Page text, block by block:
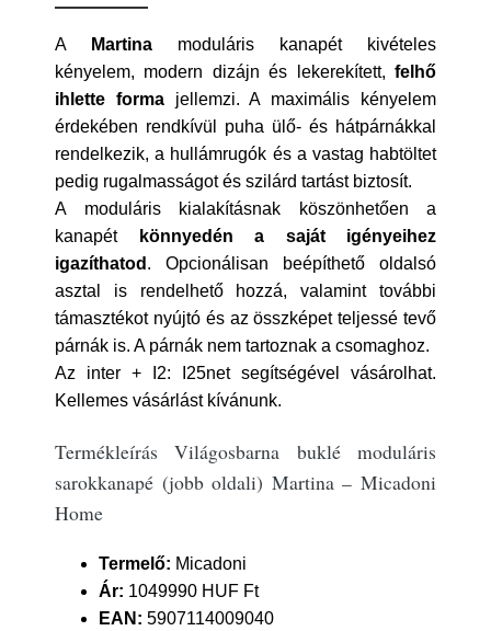
A Martina moduláris kanapét kivételes
kényelem, modern dizájn és lekerekített, felhő
ihlette formajellemzi. A maximális kényelem
érdekében rendkívül puha ülő- és hátpárnákkal
rendelkezik, a hullámrugók és a vastag habtöltet
pedig rugalmasságot és szilárd tartást biztosít.
A moduláris kialakításnak köszönhetően a
kanapét
könnyedén a saját igényeihez
igazíthatod . Opcionálisan beépíthető oldalsó
asztal is rendelhető hozzá, valamint további
támasztékot nyújtó és az összképet teljessé tevő
párnák is. A párnák nem tartoznak a csomaghoz.
Az inter + I2: I25net segítségével vásárolhat.
Kellemes vásárlást kívánunk.
Termékleírás Világosbarna buklé moduláris
sarokkanapé (jobb oldali) Martina – Micadoni
Home
Termelő: Micadoni
Ár: 1049990 HUF Ft
EAN: 5907114009040